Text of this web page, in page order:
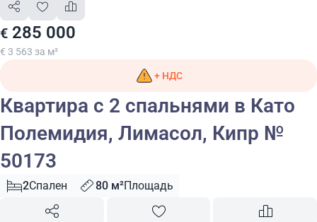
€ 285 000
€ 3 563 за м²
+ НДС
Квартира с 2 спальнями в Като
Полемидия, Лимасол, Кипр №
50173
2Спален 80 м²Площадь